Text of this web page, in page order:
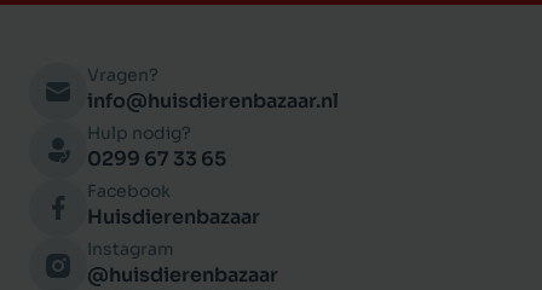
Vragen?
info@huisdierenbazaar.nl
Hulp nodig?
0299 67 33 65
Facebook
Huisdierenbazaar
Instagram
@huisdierenbazaar